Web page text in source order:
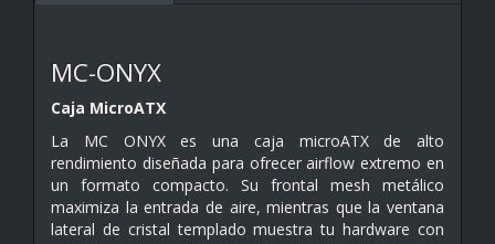
MC-ONYX
Caja MicroATX
La MC ONYX es una caja microATX de alto
rendimiento diseñada para ofrecer airflow extremo en
un formato compacto. Su frontal mesh metálico
maximiza la entrada de aire, mientras que la ventana
lateral de cristal templado muestra tu hardware con